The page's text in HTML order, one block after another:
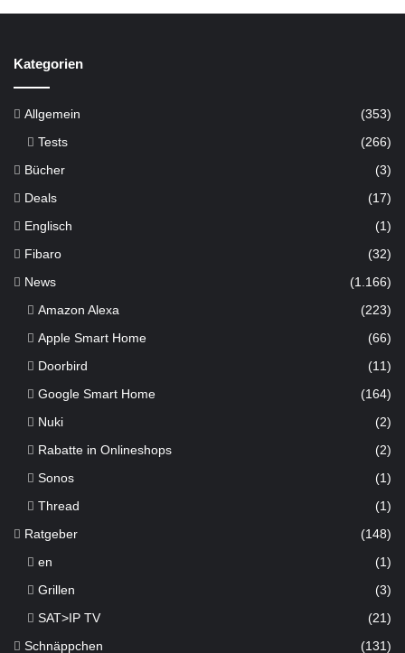
Kategorien
Allgemein (353)
Tests (266)
Bücher (3)
Deals (17)
Englisch (1)
Fibaro (32)
News (1.166)
Amazon Alexa
(223)
Apple Smart Home
(66)
Doorbird
(11)
Google Smart Home
(164)
Nuki
(2)
Rabatte in Onlineshops
(2)
Sonos
(1)
Thread
(1)
Ratgeber (148)
en
(1)
Grillen
(3)
SAT>IP TV
(21)
Schnäppchen (131)